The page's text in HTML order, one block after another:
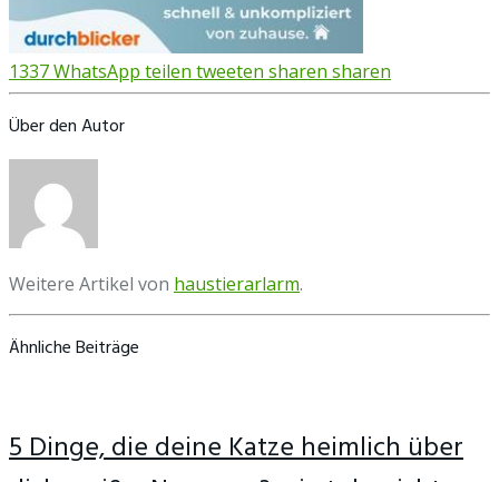
1337WhatsApp teilen tweeten sharen sharen
Über den Autor
Weitere Artikel von haustierarlarm.
Ähnliche Beiträge
5 Dinge, die deine Katze heimlich über